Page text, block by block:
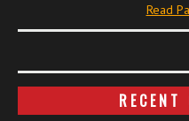
Read
RECENT